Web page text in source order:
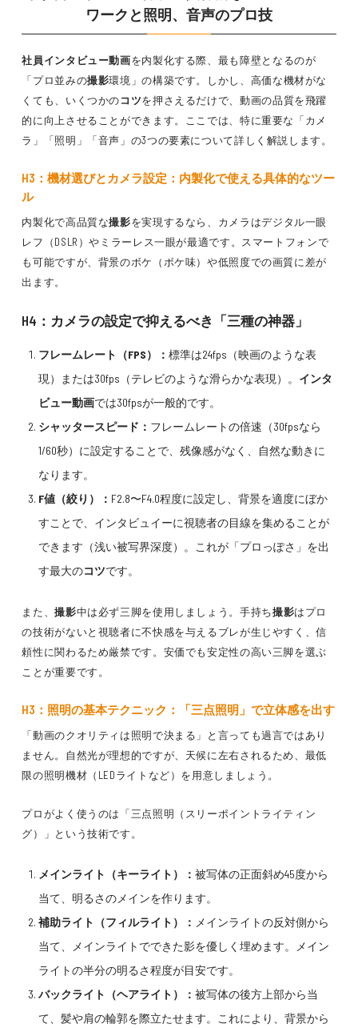
ワークと照明、音声のプロ技
社員インタビュー動画を内製化する際、最も障壁となるのが
「プロ並みの撮影環境」の構築です。しかし、高価な機材がな
くても、いくつかのコツを押さえるだけで、動画の品質を飛躍
的に向上させることができます。ここでは、特に重要な「カメ
ラ」「照明」「音声」の3つの要素について詳しく解説します。
H3：機材選びとカメラ設定：内製化で使える具体的なツー
ル
内製化で高品質な撮影を実現するなら、カメラはデジタル一眼
レフ（DSLR）やミラーレス一眼が最適です。スマートフォンで
も可能ですが、背景のボケ（ボケ味）や低照度での画質に差が
出ます。
H4：カメラの設定で抑えるべき「三種の神器」
フレームレート（FPS）：標準は24fps（映画のような表
現）または30fps（テレビのような滑らかな表現）。 インタ
ビュー動画では30fpsが一般的です。
シャッタースピード： フレームレートの倍速（30fpsなら
1/60秒）に設定することで、残像感がなく、自然な動きに
なります。
F値（絞り）： F2.8〜F4.0程度に設定し、背景を適度にぼか
すことで、インタビュイーに視聴者の目線を集めることが
できます（浅い被写界深度）。これが「プロっぽさ」を出
す最大のコツです。
また、撮影中は必ず三脚を使用しましょう。手持ち撮影はプロ
の技術がないと視聴者に不快感を与えるブレが生じやすく、信
頼性に関わるため厳禁です。安価でも安定性の高い三脚を選ぶ
ことが重要です。
H3：照明の基本テクニック：「三点照明」で立体感を出す
「動画のクオリティは照明で決まる」と言っても過言ではあり
ません。自然光が理想的ですが、天候に左右されるため、最低
限の照明機材（LEDライトなど）を用意しましょう。
プロがよく使うのは「三点照明（スリーポイントライティン
グ）」という技術です。
メインライト（キーライト）：被写体の正面斜め45度から
当て、明るさのメインを作ります。
補助ライト（フィルライト）： メインライトの反対側から
当て、メインライトでできた影を優しく埋めます。メイン
ライトの半分の明るさ程度が目安です。
バックライト（ヘアライト）：被写体の後方上部から当
て、髪や肩の輪郭を際立たせます。これにより、背景から